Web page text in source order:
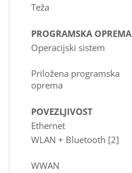
Teža
PROGRAMSKA OPREMA
Operacijski sistem
Priložena programska
oprema
POVEZLJIVOST
Ethernet
WLAN + Bluetooth [2]
WWAN